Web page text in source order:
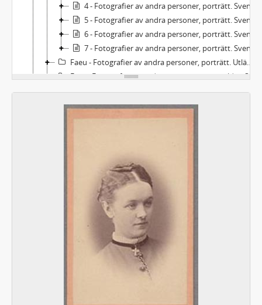
4 - Fotografier av andra personer, porträtt. Svenska
5 - Fotografier av andra personer, porträtt. Svenska
6 - Fotografier av andra personer, porträtt. Svenska
7 - Fotografier av andra personer, porträtt. Svenska
Faeu - Fotografier av andra personer, porträtt. Utländska
Fags - Fotografier av andra personer, gruppbilder. Svenska
Fagu - Fotografier av andra personer, gruppbilder. Utländska
Fos - Orter: Sverige (utom Mårbacka)
Fom - Orter: Sverige - Mårbacka
Ft - Fotografier från teaterföreställningar. Svenska respektive utländska
Fu - Fotografier från utställningar. Svenska respektive utländska
Alb - Album, svenska respektive utländska
337 - BILDER
338 - NILS AFZELIUS LAGERLÖFMATERIAL
339 - VALBORG OLANDERS LAGERLÖFMATERIAL
340 - SELMA LAGERLÖF-SÄLLSKAPET
341 - SOPHIE ELKANS ANTECKNINGAR